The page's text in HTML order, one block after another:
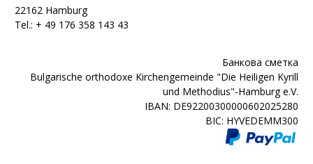
22162 Hamburg
Tel.: + ‭49 176 358 143 43‬
Банкова сметка
Bulgarische orthodoxe Kirchengemeinde "Die Heiligen Kyrill
und Methodius"-Hamburg e.V.
IBAN: DE92200300000602025280
BIC: HYVEDEMM300